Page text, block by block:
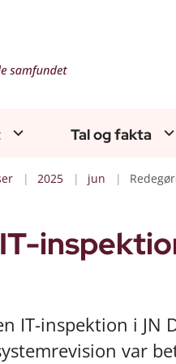
Tal og fakta
2025 jun
IT-inspektion i JN
var